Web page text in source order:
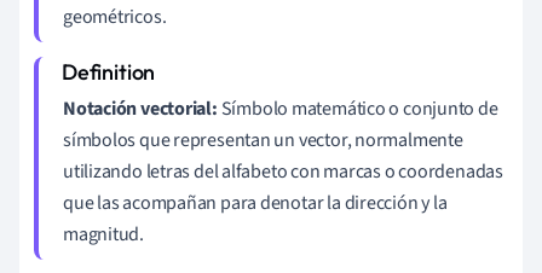
geométricos.
Notación vectorial: Símbolo matemático o conjunto de
símbolos que representan un vector, normalmente
utilizando letras del alfabeto con marcas o coordenadas
que las acompañan para denotar la dirección y la
magnitud.